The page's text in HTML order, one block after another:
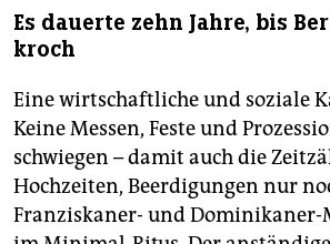
Es dauerte zehn Jahre, bis
kroch
Eine wirtschaftliche und soziale
Keine Messen, Feste und
schwiegen – damit auch die
Hochzeiten, Beerdigungen nur
Franziskaner- und Dominikaner-